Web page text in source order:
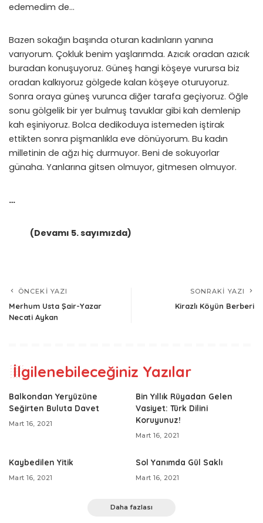
edemedim de…
Bazen sokağın başında oturan kadınların yanına
varıyorum. Çokluk benim yaşlarımda. Azıcık oradan azıcık
buradan konuşuyoruz. Güneş hangi köşeye vurursa biz
oradan kalkıyoruz gölgede kalan köşeye oturuyoruz.
Sonra oraya güneş vurunca diğer tarafa geçiyoruz. Öğle
sonu gölgelik bir yer bulmuş tavuklar gibi kah demlenip
kah eşiniyoruz. Bolca dedikoduya istemeden iştirak
ettikten sonra pişmanlıkla eve dönüyorum. Bu kadın
milletinin de ağzı hiç durmuyor. Beni de sokuyorlar
günaha. Yanlarına gitsen olmuyor, gitmesen olmuyor.
…
(Devamı 5. sayımızda)
ÖNCEKI YAZI
Merhum Usta Şair-Yazar
Necati Aykan
SONRAKI YAZI
Kirazlı Köyün Berberi
İlgilenebileceğiniz Yazılar
Balkondan Yeryüzüne
Seğirten Buluta Davet
Mart 16, 2021
Bin Yıllık Rüyadan Gelen
Vasiyet: Türk Dilini
Koruyunuz!
Mart 16, 2021
Kaybedilen Yitik
Mart 16, 2021
Sol Yanımda Gül Saklı
Mart 16, 2021
Daha fazlası